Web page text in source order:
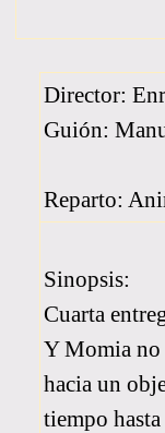
Director:
Guión:
Reparto:
Sinopsis:
Cuarta
Y Momia no
hacia un
tiempo